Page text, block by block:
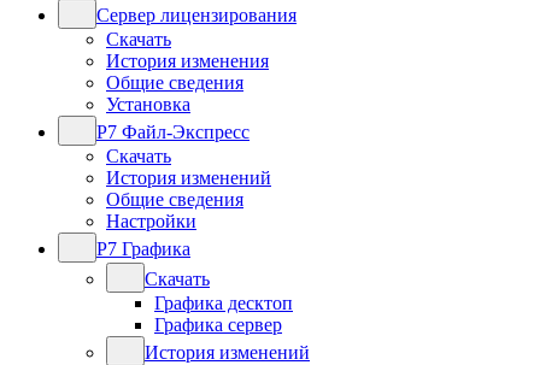
Сервер лицензирования
Скачать
История изменения
Общие сведения
Установка
Р7 Файл-Экспресс
Скачать
История изменений
Общие сведения
Настройки
Р7 Графика
Скачать
Графика десктоп
Графика сервер
История изменений